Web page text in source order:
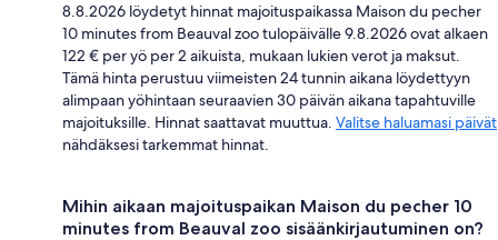
8.8.2026 löydetyt hinnat majoituspaikassa Maison du pecher
10 minutes from Beauval zoo tulopäivälle 9.8.2026 ovat alkaen
122 € per yö per 2 aikuista, mukaan lukien verot ja maksut.
Tämä hinta perustuu viimeisten 24 tunnin aikana löydettyyn
alimpaan yöhintaan seuraavien 30 päivän aikana tapahtuville
majoituksille. Hinnat saattavat muuttua. Valitse haluamasi päivät
nähdäksesi tarkemmat hinnat.
Mihin aikaan majoituspaikan Maison du pecher 10
minutes from Beauval zoo sisäänkirjautuminen on?